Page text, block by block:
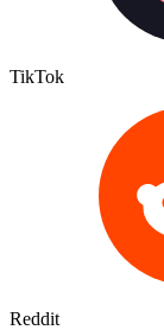
TikTok
Reddit